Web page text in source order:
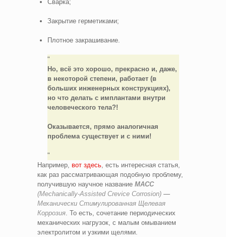
Сварка;
Закрытие герметиками;
Плотное закрашивание.
Но, всё это хорошо, прекрасно и, даже,
в некоторой степени, работает (в
больших инженерных конструкциях),
но что делать с имплантами внутри
человеческого тела?!
Оказывается, прямо аналогичная
проблема существует и с ними!
Например, вот здесь, есть интересная статья,
как раз рассматривающая подобную проблему,
получившую научное название MACC
(Mechanically-Assisted Crevice Corrosion) —
Механически Стимулированная Щелевая
Коррозия. То есть, сочетание периодических
механических нагрузок, с малым омыванием
электролитом и узкими щелями.